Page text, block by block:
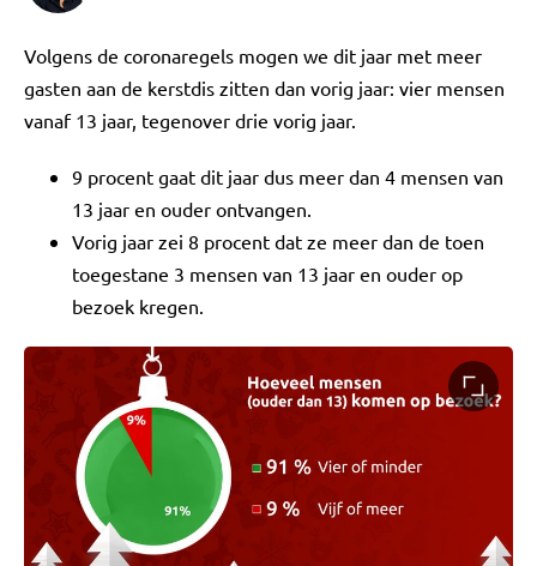
Volgens de coronaregels mogen we dit jaar met meer
gasten aan de kerstdis zitten dan vorig jaar: vier mensen
vanaf 13 jaar, tegenover drie vorig jaar.
9 procent gaat dit jaar dus meer dan 4 mensen van
13 jaar en ouder ontvangen.
Vorig jaar zei 8 procent dat ze meer dan de toen
toegestane 3 mensen van 13 jaar en ouder op
bezoek kregen.